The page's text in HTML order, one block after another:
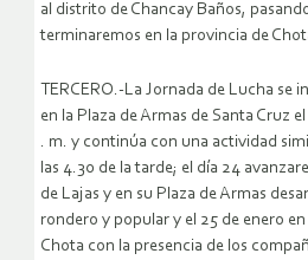
al distrito de Chancay Baños,
terminaremos en la provincia de
TERCERO.-La Jornada de Lucha se
en la Plaza de Armas de Santa Cruz
. m. y continúa con una actividad
las 4.30 de la tarde; el día 24
de Lajas y en su Plaza de Armas
rondero y popular y el 25 de enero
Chota con la presencia de los